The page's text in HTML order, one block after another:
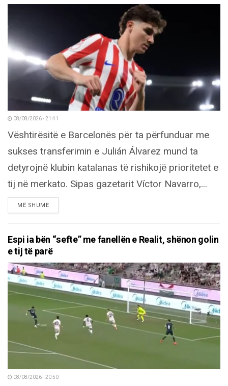
08/08/2026 - 21:41
Vështirësitë e Barcelonës për ta përfunduar me
sukses transferimin e Julián Álvarez mund ta
detyrojnë klubin katalanas të rishikojë prioritetet e
tij në merkato. Sipas gazetarit Víctor Navarro,...
MË SHUMËDETAILS
Espi ia bën “sefte” me fanellën e Realit, shënon golin
e tij të parë
08/08/2026 - 20:50